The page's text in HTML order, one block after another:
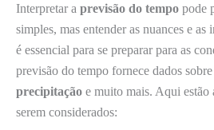
Interpretar a previsão do tempo pode
simples, mas entender as nuances e as
é essencial para se preparar para as
previsão do tempo fornece dados
precipitação e muito mais. Aqui estão
serem considerados: